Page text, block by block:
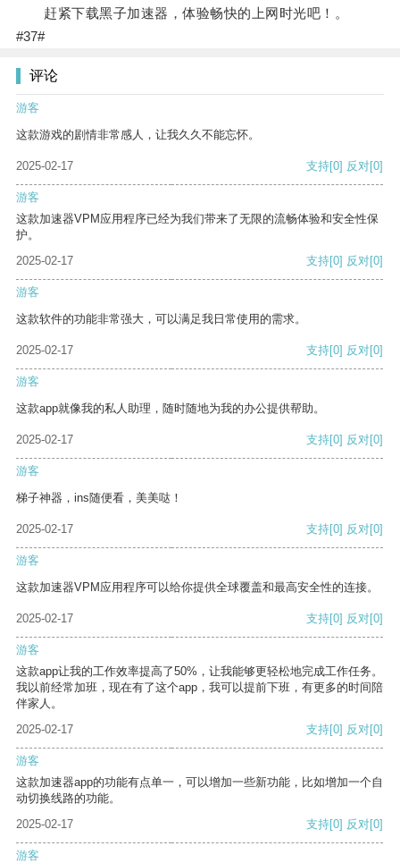
赶紧下载黑子加速器，体验畅快的上网时光吧！。
#37#
评论
游客
这款游戏的剧情非常感人，让我久久不能忘怀。
2025-02-17 支持[0] 反对[0]
游客
这款加速器VPM应用程序已经为我们带来了无限的流畅体验和安全性保
护。
2025-02-17
支持[0] 反对[0]
游客
这款软件的功能非常强大，可以满足我日常使用的需求。
2025-02-17 支持[0] 反对[0]
游客
这款app就像我的私人助理，随时随地为我的办公提供帮助。
2025-02-17 支持[0] 反对[0]
游客
梯子神器，ins随便看，美美哒！
2025-02-17 支持[0] 反对[0]
游客
这款加速器VPM应用程序可以给你提供全球覆盖和最高安全性的连接。
2025-02-17 支持[0] 反对[0]
游客
这款app让我的工作效率提高了50%，让我能够更轻松地完成工作任务。
我以前经常加班，现在有了这个app，我可以提前下班，有更多的时间陪
伴家人。
2025-02-17
支持[0] 反对[0]
游客
这款加速器app的功能有点单一，可以增加一些新功能，比如增加一个自
动切换线路的功能。
2025-02-17
支持[0] 反对[0]
游客